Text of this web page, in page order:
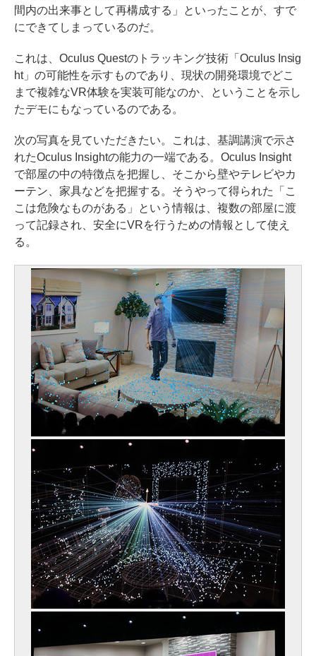
間内の出来事として再構成する」といったことが、すで
にできてしまっているのだ。
これは、Oculus Questのトラッキング技術「Oculus Insig
ht」の可能性を示すものであり、現状の開発環境でどこ
まで複雑なVR体験を実装可能なのか、ということを示し
たデモにもなっているのである。
次の写真を見ていただきたい。これは、基調講演で示さ
れたOculus Insightの能力の一端である。Oculus Insight
で部屋の中の特徴点を把握し、そこから壁やテレビやカ
ーテン、家具などを把握する。そうやって得られた「こ
こは危険なものがある」という情報は、複数の部屋に渡
って記録され、安全にVRを行うための情報として使え
る。